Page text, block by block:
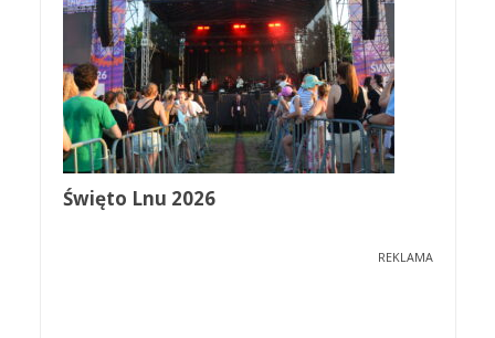
Święto Lnu 2026
REKLAMA